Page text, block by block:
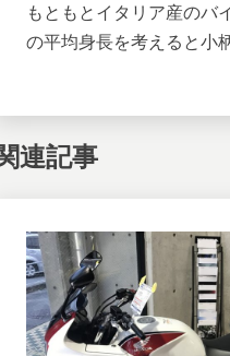
もともとイタリア産のバ
の平均身長を考えると小
連記事